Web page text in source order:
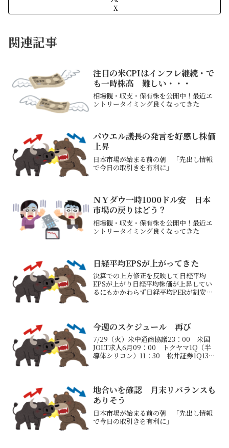
X
関連記事
注目の米CPIはインフレ継続・で
も一時株高 難しい・・・
相場観・収支・保有株を公開中！最近エ
ントリータイミング良くなってきた
パウエル議長の発言を好感し株価
上昇
日本市場が始まる前の朝 「先出し情報
で今日の取引きを有利に」
ＮＹダウ一時1000ドル安 日本
市場の戻りはどう？
相場観・収支・保有株を公開中！最近エ
ントリータイミング良くなってきた
日経平均EPSが上がってきた
決算での上方修正を反映して日経平均
EPSが上がり日経平均株価が上昇してい
るにもかかわらず日経平均PERが割安に
修正が続くようだと日...
今週のスケジュール 再び
7/29（火）米中通商協議23：00 米国
JOLT求人6月09：00 トクヤマ1Q（半
導体シリコン）11：30 松井証券1Q13：
地合いを確認 月末リバランスも
ありそう
日本市場が始まる前の朝 「先出し情報
で今日の取引きを有利に」